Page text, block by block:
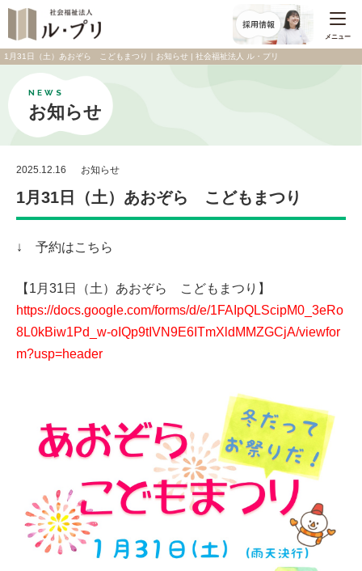
メニュー
1月31日（土）あおぞら こどもまつり｜お知らせ | 社会福祉法人 ル・プリ
NEWS
お知らせ
2025.12.16 お知らせ
1月31日（土）あおぞら こどもまつり
↓ 予約はこちら
【1月31日（土）あおぞら こどもまつり】
https://docs.google.com/forms/d/e/1FAIpQLScipM0_3eRo
8L0kBiw1Pd_w-oIQp9tIVN9E6ITmXldMMZGCjA/viewfor
m?usp=header